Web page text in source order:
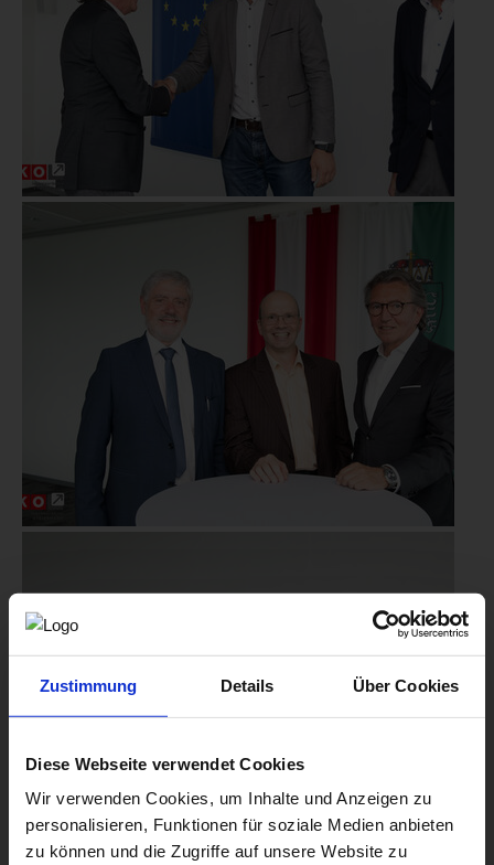
Zustimmung Details Über Cookies
Diese Webseite verwendet Cookies
Wir verwenden Cookies, um Inhalte und Anzeigen zu
personalisieren, Funktionen für soziale Medien anbieten
zu können und die Zugriffe auf unsere Website zu